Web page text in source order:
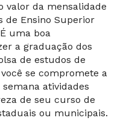
valor da mensalidade
de Ensino Superior
uma boa
a graduação dos
de estudos de
se compromete a
atividades
de seu curso de
ou municipais.